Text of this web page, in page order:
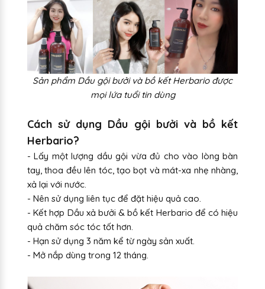
Sản phẩm Dầu gội bưởi và bồ kết Herbario được
mọi lứa tuổi tin dùng
Cách sử dụng Dầu gội bưởi và bồ kết
Herbario?
- Lấy một lượng dầu gội vừa đủ cho vào lòng bàn
tay, thoa đều lên tóc, tạo bọt và mát-xa nhẹ nhàng,
xả lại với nước.
- Nên sử dụng liên tục để đặt hiệu quả cao.
- Kết hợp Dầu xả bưởi & bồ kết Herbario để có hiệu
quả chăm sóc tóc tốt hơn.
- Hạn sử dụng 3 năm kể từ ngày sản xuất.
- Mở nắp dùng trong 12 tháng.